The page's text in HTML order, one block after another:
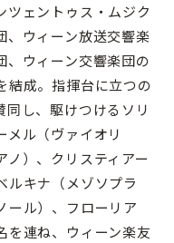
ェントゥス・ムジク
、ウィーン放送交響楽
、ウィーン交響楽団の
結成。指揮台に立つの
し、駆けつけるソリ
メル（ヴァイオリ
）、クリスティアー
ルキナ（メゾソプラ
ール）、フローリア
を連ね、ウィーン楽友